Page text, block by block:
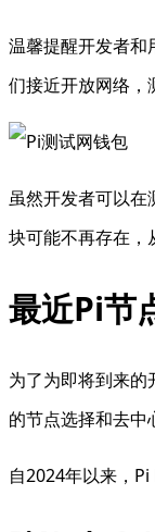
温馨提醒开发者和
们接近开放网络，
虽然开发者可以在
块可能不再存在，
最近Pi节
为了为即将到来
的节点选择和去中
自2024年以来，